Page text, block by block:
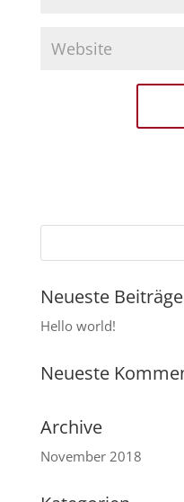
Neueste Beiträge
Hello world!
Neueste
Archive
November 2018